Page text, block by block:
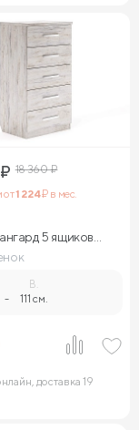
₽ 18 360₽
от1 224₽ в мес.
5 ящиков
-
В.
111 см.
доставка 19